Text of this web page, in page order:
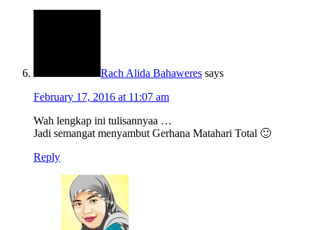
Rach Alida Bahaweres says
February 17, 2016 at 11:07 am
Wah lengkap ini tulisannyaa …
Jadi semangat menyambut Gerhana Matahari Total 🙂
Reply